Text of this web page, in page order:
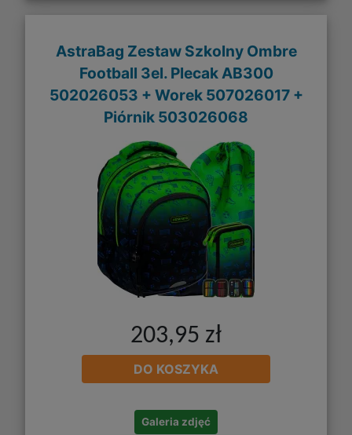
AstraBag Zestaw Szkolny Ombre
Football 3el. Plecak AB300
502026053 + Worek 507026017 +
Piórnik 503026068
203,95 zł
DO KOSZYKA
Galeria zdjęć